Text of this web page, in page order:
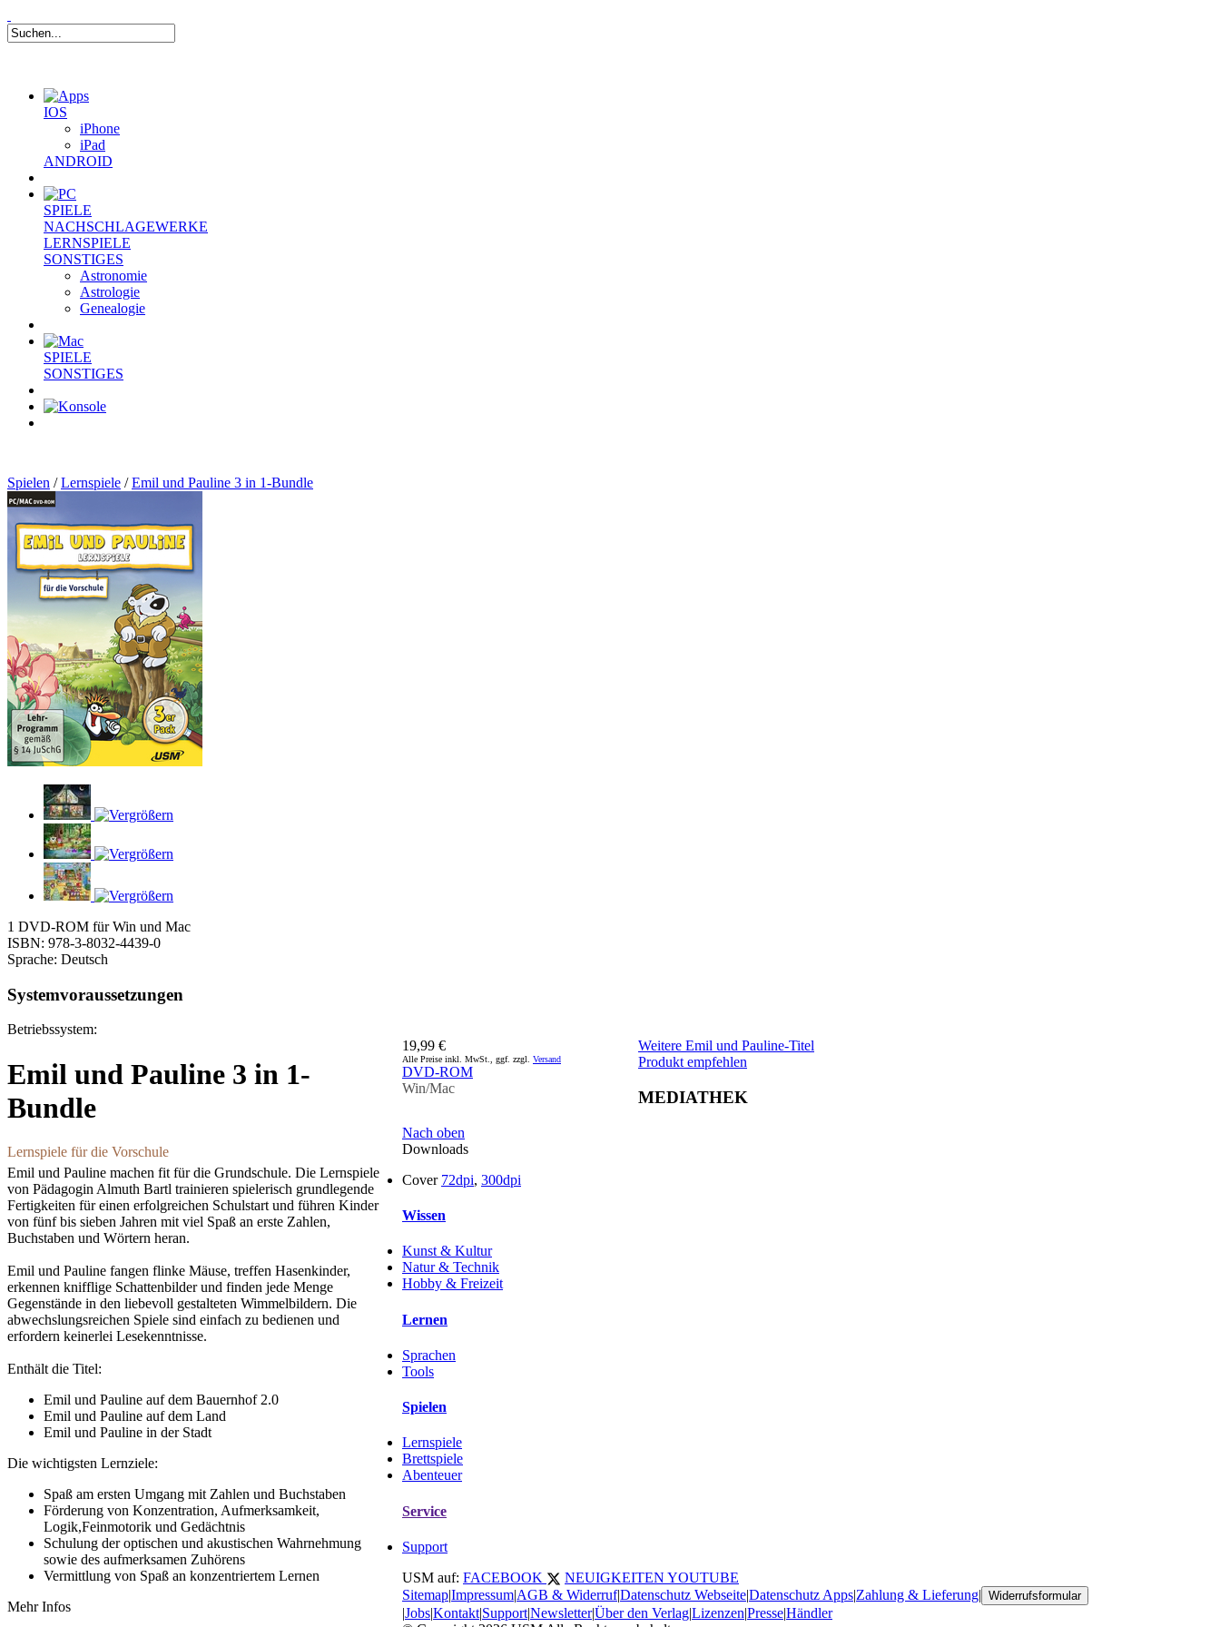
IOS
iPhone
iPad
ANDROID
SPIELE
NACHSCHLAGEWERKE
LERNSPIELE
SONSTIGES
Astronomie
Astrologie
Genealogie
SPIELE
SONSTIGES
Spielen /Lernspiele /Emil und Pauline 3 in 1-Bundle
1 DVD-ROM für Win und Mac
ISBN: 978-3-8032-4439-0
Sprache: Deutsch
Systemvoraussetzungen
Betriebssystem:
Emil und Pauline 3 in 1-
Bundle
Lernspiele für die Vorschule
Emil und Pauline machen fit für die Grundschule. Die Lernspiele
von Pädagogin Almuth Bartl trainieren spielerisch grundlegende
Fertigkeiten für einen erfolgreichen Schulstart und führen Kinder
von fünf bis sieben Jahren mit viel Spaß an erste Zahlen,
Buchstaben und Wörtern heran.
Emil und Pauline fangen flinke Mäuse, treffen Hasenkinder,
erkennen knifflige Schattenbilder und finden jede Menge
Gegenstände in den liebevoll gestalteten Wimmelbildern. Die
abwechslungsreichen Spiele sind einfach zu bedienen und
erfordern keinerlei Lesekenntnisse.
Enthält die Titel:
Emil und Pauline auf dem Bauernhof 2.0
Emil und Pauline auf dem Land
Emil und Pauline in der Stadt
Die wichtigsten Lernziele:
Spaß am ersten Umgang mit Zahlen und Buchstaben
Förderung von Konzentration, Aufmerksamkeit,
Logik,Feinmotorik und Gedächtnis
Schulung der optischen und akustischen Wahrnehmung
sowie des aufmerksamen Zuhörens
Vermittlung von Spaß an konzentriertem Lernen
Mehr Infos
19,99 €
Alle Preise inkl. MwSt., ggf. zzgl. Versand
DVD-ROM
Win/Mac
Weitere Emil und Pauline-Titel
Produkt empfehlen
MEDIATHEK
Nach oben
Downloads
Cover 72dpi, 300dpi
Wissen
Kunst & Kultur
Natur & Technik
Hobby & Freizeit
Lernen
Sprachen
Tools
Spielen
Lernspiele
Brettspiele
Abenteuer
Service
Support
USM auf: FACEBOOK NEUIGKEITEN YOUTUBE
Sitemap|Impressum|AGB & Widerruf|Datenschutz Webseite|Datenschutz Apps|Zahlung & Lieferung| Widerrufsformular
|Jobs|Kontakt|Support|Newsletter|Über den Verlag|Lizenzen|Presse|Händler